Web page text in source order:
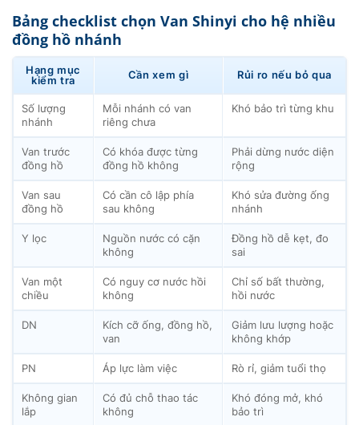
Bảng checklist chọn Van Shinyi cho hệ nhiều
đồng hồ nhánh
Hạng mục
kiểm tra
Cần xem gì Rủi ro nếu bỏ qua
Số lượng
nhánh
Mỗi nhánh có van
riêng chưa
Khó bảo trì từng khu
Van trước
đồng hồ
Có khóa được từng
đồng hồ không
Phải dừng nước diện
rộng
Van sau
đồng hồ
Có cần cô lập phía
sau không
Khó sửa đường ống
nhánh
Y lọc
Nguồn nước có cặn
không
Đồng hồ dễ kẹt, đo
sai
Van một
chiều
Có nguy cơ nước hồi
không
Chỉ số bất thường,
hồi nước
DN
Kích cỡ ống, đồng hồ,
van
Giảm lưu lượng hoặc
không khớp
PN Áp lực làm việc Rò rỉ, giảm tuổi thọ
Không gian
lắp
Có đủ chỗ thao tác
không
Khó đóng mở, khó
bảo trì